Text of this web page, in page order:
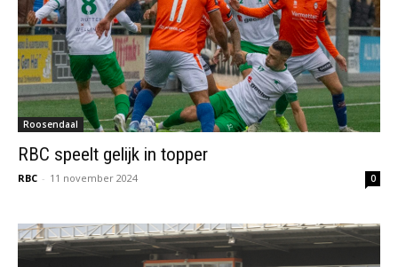
Roosendaal
RBC speelt gelijk in topper
RBC - 11 november 2024 0